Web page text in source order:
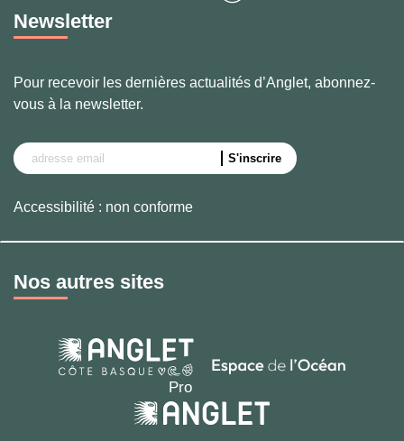
Newsletter
Pour recevoir les dernières actualités d’Anglet, abonnez-
vous à la newsletter.
Accessibilité : non conforme
Nos autres sites